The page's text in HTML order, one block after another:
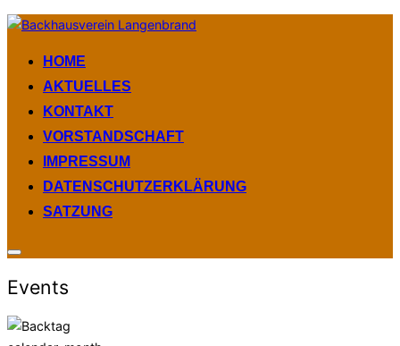
Zum
springenHOME
AKTUELLES
KONTAKT
VORSTANDSCHAFT
IMPRESSUM
DATENSCHUTZERKLÄRUNG
SATZUNG
Seitenleiste
Navigation
Events